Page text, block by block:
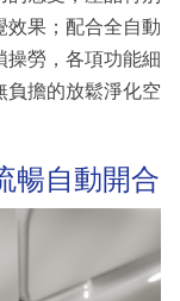
效果；配合全自動
操勞，各項功能細
負擔的放鬆淨化空
暢自動開合